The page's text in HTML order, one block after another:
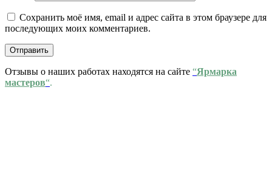
Сохранить моё имя, email и адрес сайта в этом браузере для
последующих моих комментариев.
Отзывы о наших работах находятся на сайте “Ярмарка
мастеров“.